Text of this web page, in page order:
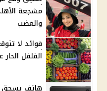
مشجعة
والغضب
الفلفل